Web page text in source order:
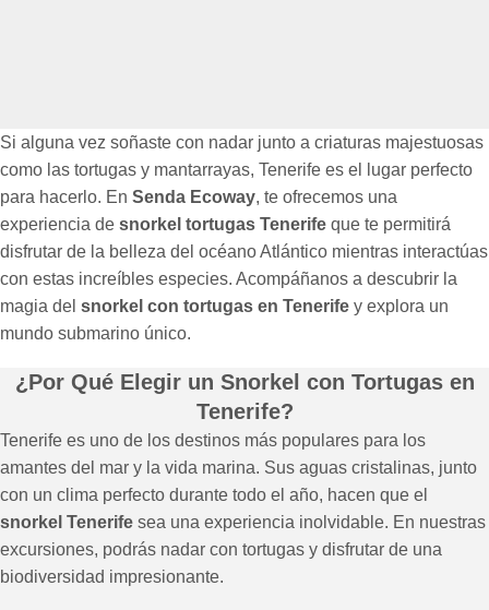
Si alguna vez soñaste con nadar junto a criaturas majestuosas
como las tortugas y mantarrayas, Tenerife es el lugar perfecto
para hacerlo. En Senda Ecoway, te ofrecemos una
experiencia de snorkel tortugas Tenerife que te permitirá
disfrutar de la belleza del océano Atlántico mientras interactúas
con estas increíbles especies. Acompáñanos a descubrir la
magia del snorkel con tortugas en Tenerife y explora un
mundo submarino único.
¿Por Qué Elegir un Snorkel con Tortugas en
Tenerife?
Tenerife es uno de los destinos más populares para los
amantes del mar y la vida marina. Sus aguas cristalinas, junto
con un clima perfecto durante todo el año, hacen que el
snorkel Tenerife sea una experiencia inolvidable. En nuestras
excursiones, podrás nadar con tortugas y disfrutar de una
biodiversidad impresionante.